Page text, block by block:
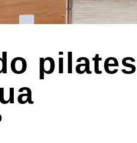
pilates